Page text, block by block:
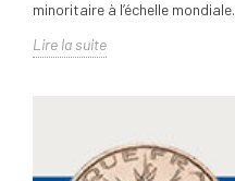
minoritaire à l’échelle mondiale.
Lire la suite